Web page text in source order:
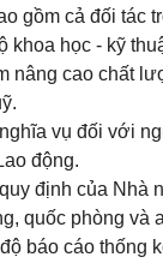
gồm cả đối tác
khoa học - kỹ
nâng cao chất
vụ đối với
động.
định của Nhà
quốc phòng và
báo cáo thống